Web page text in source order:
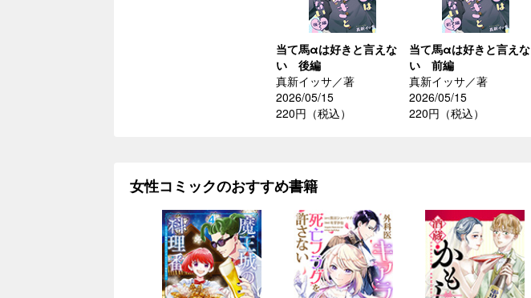
当て馬αは好きと言えな
い 後編
真新イッサ／著
2026/05/15
220円（税込）
当て馬αは好きと言えな
い 前編
真新イッサ／著
2026/05/15
220円（税込）
女性コミックのおすすめ書籍